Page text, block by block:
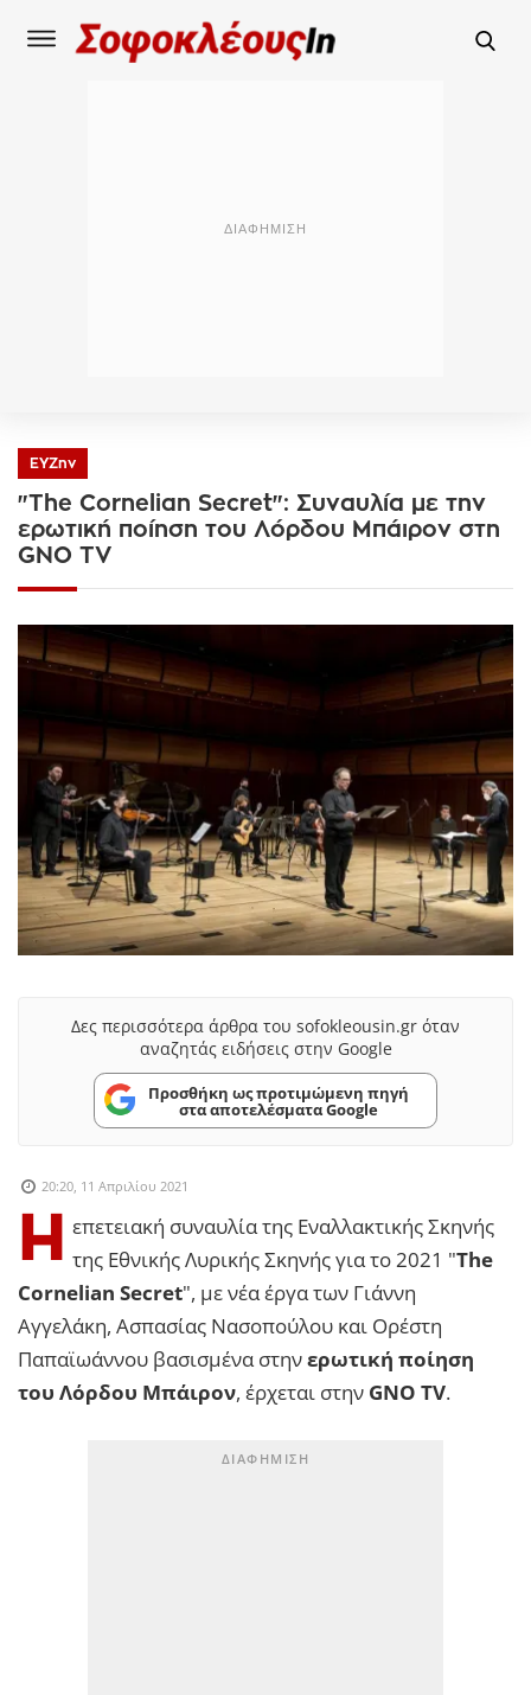
ΕΥΖην
"The Cornelian Secret": Συναυλία με την
ερωτική ποίηση του Λόρδου Μπάιρον στη
GNO TV
Δες περισσότερα άρθρα του sofokleousin.gr όταν
αναζητάς ειδήσεις στην Google
Προσθήκη ως προτιμώμενη πηγή
στα αποτελέσματα Google
20:20, 11 Απριλίου 2021
H
επετειακή συναυλία της Εναλλακτικής Σκηνής
της Εθνικής Λυρικής Σκηνής για το 2021 "The
Cornelian Secret", με νέα έργα των Γιάννη
Αγγελάκη, Ασπασίας Νασοπούλου και Ορέστη
Παπαϊωάννου βασισμένα στηνερωτική ποίηση
του Λόρδου Μπάιρον, έρχεται στην GNO TV.